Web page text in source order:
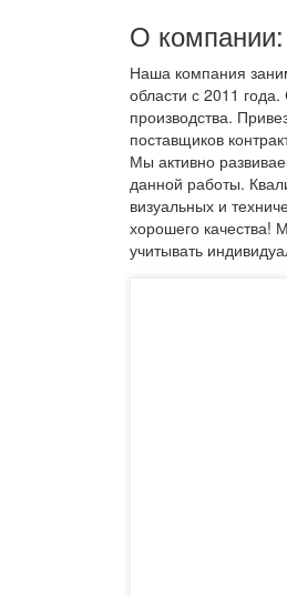
О
Наша компания
области с 2011
производства.
поставщиков
Мы активно
данной работы.
визуальных и
хорошего качества!
учитывать